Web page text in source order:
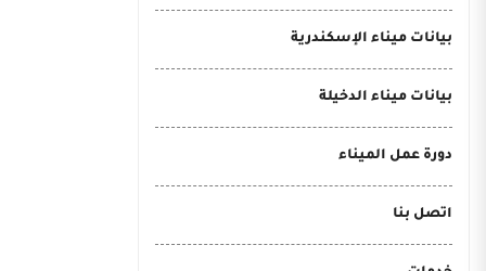
بيانات ميناء الإسكندرية
بيانات ميناء الدخيلة
دورة عمل الميناء
اتصل بنا